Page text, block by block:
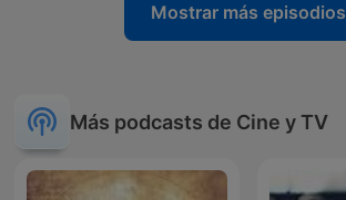
Mostrar más episodios
Más podcasts de Cine y TV